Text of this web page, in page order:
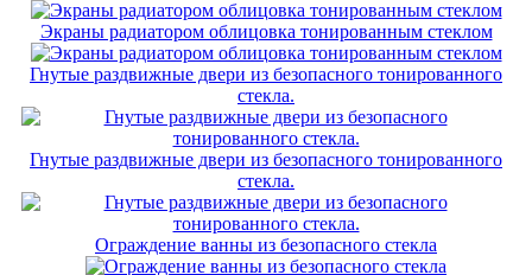
Экраны радиатором облицовка тонированным стеклом
Гнутые раздвижные двери из безопасного тонированного
стекла.
Гнутые раздвижные двери из безопасного тонированного
стекла.
Ограждение ванны из безопасного стекла